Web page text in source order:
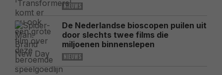
NIEUWS
De Nederlandse bioscopen puilen uit
door slechts twee films die
miljoenen binnenslepen
NIEUWS